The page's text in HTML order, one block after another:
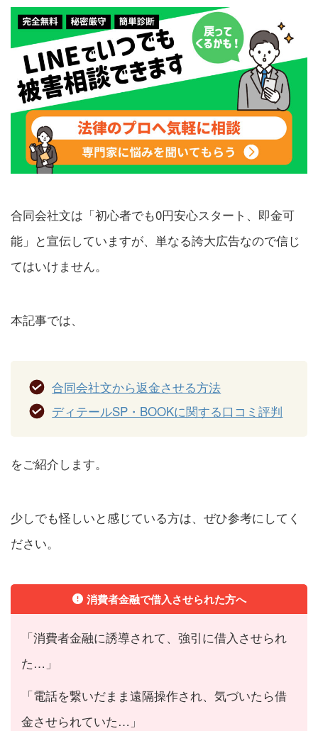
合同会社文は「初心者でも0円安心スタート、即金可
能」と宣伝していますが、単なる誇大広告なので信じ
てはいけません。
本記事では、
合同会社文から返金させる方法
ディテールSP・BOOKに関する口コミ評判
をご紹介します。
少しでも怪しいと感じている方は、ぜひ参考にしてく
ださい。
消費者金融で借入させられた方へ
「消費者金融に誘導されて、強引に借入させられ
た…」
「電話を繋いだまま遠隔操作され、気づいたら借
金させられていた…」